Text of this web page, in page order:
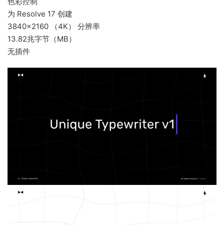
为 Resolve 17 创建
3840×2160 （4K） 分辨率
13.82兆字节（MB）
无插件